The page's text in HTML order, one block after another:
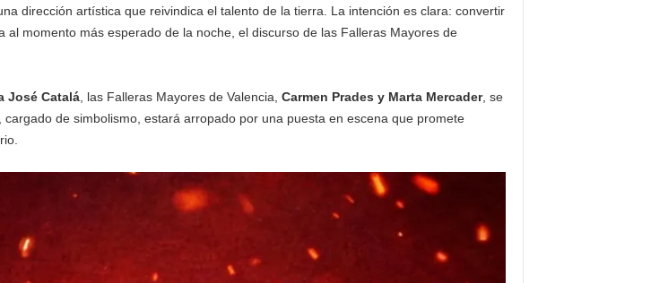
dirección artística que reivindica el talento de la tierra. La intención es clara: convertir
momento más esperado de la noche, el discurso de las Falleras Mayores de
José Catalá, las Falleras Mayores de Valencia, Carmen Prades y Marta Mercader, se
de simbolismo, estará arropado por una puesta en escena que promete